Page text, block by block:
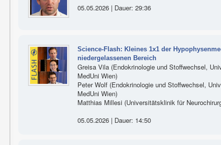
05.05.2026 | Dauer: 29:36
Science-Flash: Kleines 1x1 der
niedergelassenen Bereich
Greisa Vila (Endokrinologie und Stoffwechsel,
MedUni Wien)
Peter Wolf (Endokrinologie und Stoffwechsel,
MedUni Wien)
Matthias Millesi (Universitätsklinik für
05.05.2026 | Dauer: 14:50